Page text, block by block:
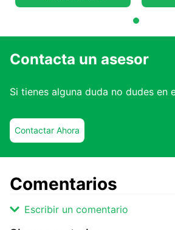
Contacta un asesor
Si tienes alguna duda no dudes en
Contactar Ahora
Comentarios
Escribir un comentario